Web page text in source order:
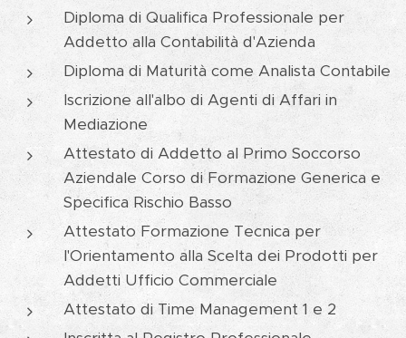
Diploma di Qualifica Professionale per
Addetto alla Contabilità d'Azienda
Diploma di Maturità come Analista Contabile
Iscrizione all'albo di Agenti di Affari in
Mediazione
Attestato di Addetto al Primo Soccorso
Aziendale Corso di Formazione Generica e
Specifica Rischio Basso
Attestato Formazione Tecnica per
l'Orientamento alla Scelta dei Prodotti per
Addetti Ufficio Commerciale
Attestato di Time Management 1 e 2